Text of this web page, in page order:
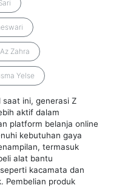
Zahra
Yelse
saat ini, generasi Z
aktif dalam
platform belanja online
kebutuhan gaya
termasuk
alat bantu
kacamata dan
Pembelian produk